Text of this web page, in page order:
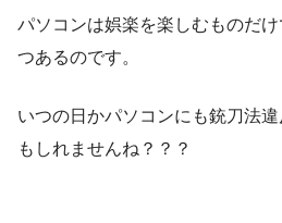
パソコンは娯楽を楽しむものだ
つあるのです。
いつの日かパソコンにも銃刀法
もしれませんね？？？